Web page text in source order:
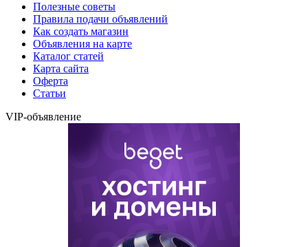
Полезные советы
Правила подачи объявлений
Как создать магазин
Объявления на карте
Каталог статей
Карта сайта
Оферта
Статьи
VIP-объявление